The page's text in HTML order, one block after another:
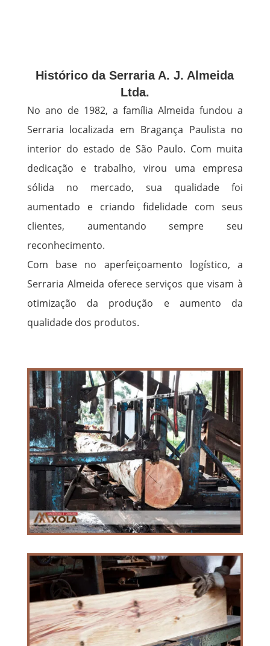
Histórico da Serraria A. J. Almeida
Ltda.
No ano de 1982, a família Almeida fundou a
Serraria localizada em Bragança Paulista no
interior do estado de São Paulo. Com muita
dedicação e trabalho, virou uma empresa
sólida no mercado, sua qualidade foi
aumentado e criando fidelidade com seus
clientes, aumentando sempre seu
reconhecimento.
Com base no aperfeiçoamento logístico, a
Serraria Almeida oferece serviços que visam à
otimização da produção e aumento da
qualidade dos produtos.